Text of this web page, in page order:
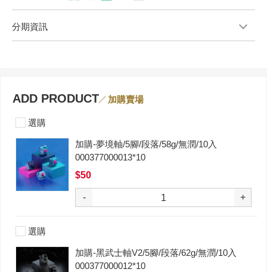
分期資訊
ADD PRODUCT 加購賣場
選購
加購-夢境軸/5腳/段落/58g/無潤/10入
000377000013*10
$50
- +
選購
加購-黑武士軸V2/5腳/段落/62g/無潤/10入
000377000012*10